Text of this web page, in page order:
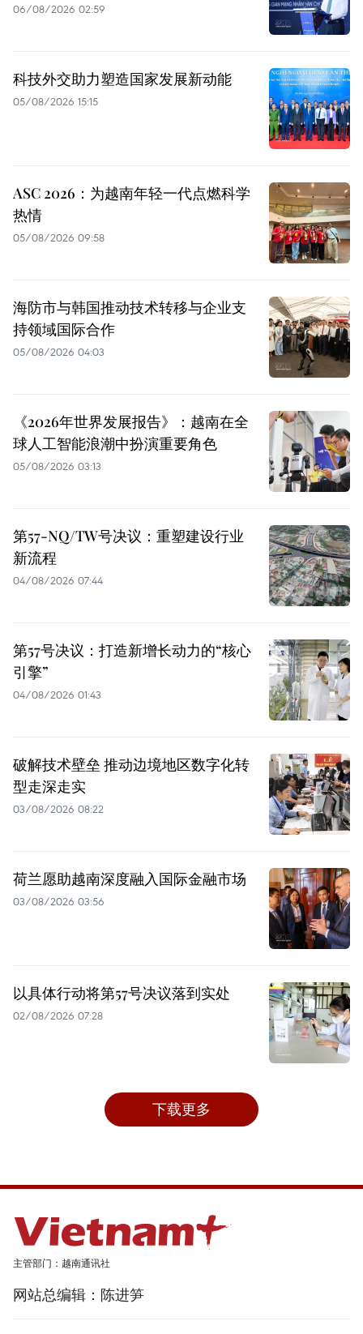
06/08/2026 02:59
科技外交助力塑造国家发展新动能
05/08/2026 15:15
ASC 2026：为越南年轻一代点燃科学
热情
05/08/2026 09:58
海防市与韩国推动技术转移与企业支
持领域国际合作
05/08/2026 04:03
《2026年世界发展报告》：越南在全
球人工智能浪潮中扮演重要角色
05/08/2026 03:13
第57-NQ/TW号决议：重塑建设行业
新流程
04/08/2026 07:44
第57号决议：打造新增长动力的“核心
引擎”
04/08/2026 01:43
破解技术壁垒 推动边境地区数字化转
型走深走实
03/08/2026 08:22
荷兰愿助越南深度融入国际金融市场
03/08/2026 03:56
以具体行动将第57号决议落到实处
02/08/2026 07:28
下载更多
主管部门：越南通讯社
网站总编辑：陈进笋